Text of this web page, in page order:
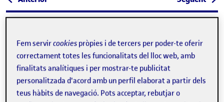
Publicat per
Ana Muñoz Vita
Visibilitat:
Públic Data de publicació
6 Juny 2022 1 comentari a PEC3 – Entrega guion técnico
Hola, compañeros. Comparto el borrador del guion técnico
para la PEC3. La idea es producir un vídeo que podría ser
Fem servircookies pròpies i de tercers per poder-te oferir
correctament totes les funcionalitats del lloc web, amb
finalitats analítiques i per mostrar-te publicitat
personalitzada d'acord amb un perfil elaborat a partir dels
teus hàbits de navegació. Pots acceptar, rebutjar o